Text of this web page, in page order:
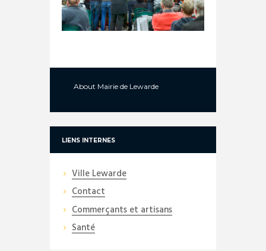
About Mairie de Lewarde
LIENS INTERNES
Ville Lewarde
Contact
Commerçants et artisans
Santé